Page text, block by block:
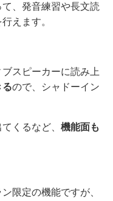
、発音練習や長文読
えます。
スピーカーに読み上
るので、シャドーイン
くるなど、 機能面も
限定の機能ですが、